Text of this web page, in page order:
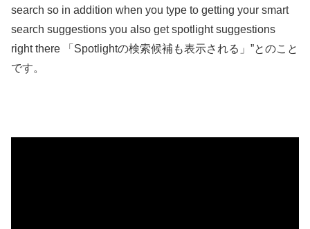
search so in addition when you type to getting your smart
search suggestions you also get spotlight suggestions
right there 「Spotlightの検索候補も表示される」”とのこと
です。